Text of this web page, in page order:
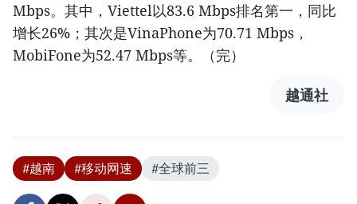
Mbps。其中，Viettel以83.6 Mbps排名第一，同比
增长26%；其次是VinaPhone为70.71 Mbps，
MobiFone为52.47 Mbps等。（完）
越通社
#越南 #移动网速 #全球前三